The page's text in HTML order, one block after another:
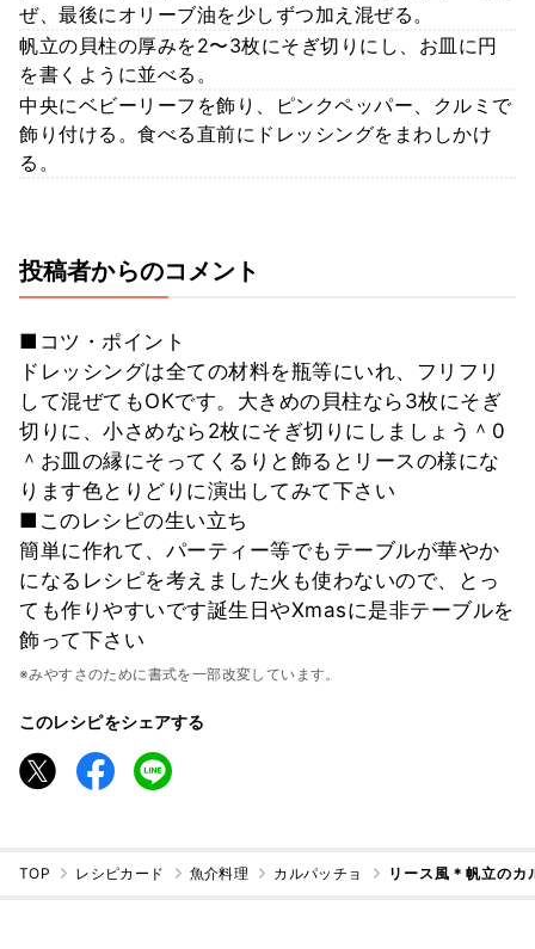
ぜ、最後にオリーブ油を少しずつ加え混ぜる。
帆立の貝柱の厚みを2〜3枚にそぎ切りにし、お皿に円
を書くように並べる。
中央にベビーリーフを飾り、ピンクペッパー、クルミで
飾り付ける。食べる直前にドレッシングをまわしかけ
る。
投稿者からのコメント
■コツ・ポイント
ドレッシングは全ての材料を瓶等にいれ、フリフリ
して混ぜてもOKです。大きめの貝柱なら3枚にそぎ
切りに、小さめなら2枚にそぎ切りにしましょう＾0
＾お皿の縁にそってくるりと飾るとリースの様にな
ります色とりどりに演出してみて下さい
■このレシピの生い立ち
簡単に作れて、パーティー等でもテーブルが華やか
になるレシピを考えました火も使わないので、とっ
ても作りやすいです誕生日やXmasに是非テーブルを
飾って下さい
※みやすさのために書式を一部改変しています。
このレシピをシェアする
TOP レシピカード 魚介料理 カルパッチョ リース風＊帆立のカ